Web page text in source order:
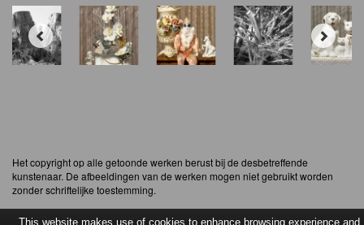
Het copyright op alle getoonde werken berust bij de desbetreffende
kunstenaar. De afbeeldingen van de werken mogen niet gebruikt worden
zonder schriftelijke toestemming.
This website makes use of cookies to enhance browsing experience and